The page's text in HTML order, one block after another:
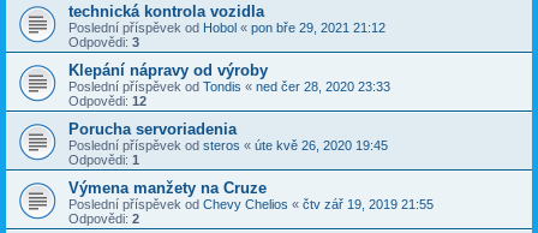
technická kontrola vozidla
Poslední příspěvek od Hobol « pon bře 29, 2021 21:12
Odpovědi: 3
Klepání nápravy od výroby
Poslední příspěvek od Tondis « ned čer 28, 2020 23:33
Odpovědi: 12
Porucha servoriadenia
Poslední příspěvek od steros « úte kvě 26, 2020 19:45
Odpovědi: 1
Výmena manžety na Cruze
Poslední příspěvek od Chevy Chelios « čtv zář 19, 2019 21:55
Odpovědi: 2